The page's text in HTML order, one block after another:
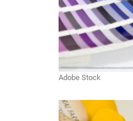
Adobe Stock